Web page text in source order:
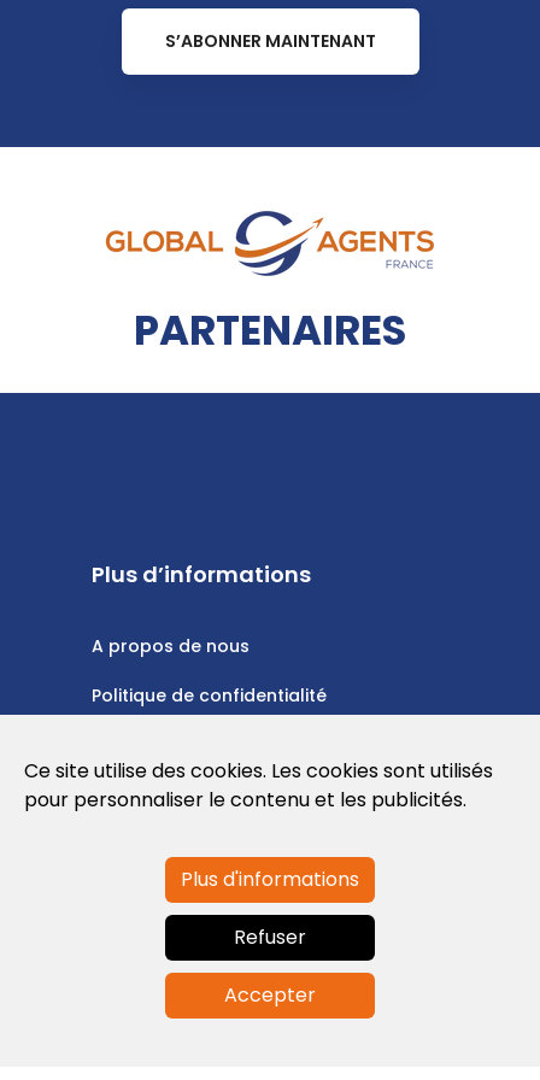
S’ABONNER MAINTENANT
PARTENAIRES
Plus d’informations
A propos de nous
Politique de confidentialité
Conditions d'utilisation
Contactez-nous
info@globalagents.net
Ce site utilise des cookies. Les cookies sont utilisés
pour personnaliser le contenu et les publicités.
Plus d'informations
Refuser
Accepter